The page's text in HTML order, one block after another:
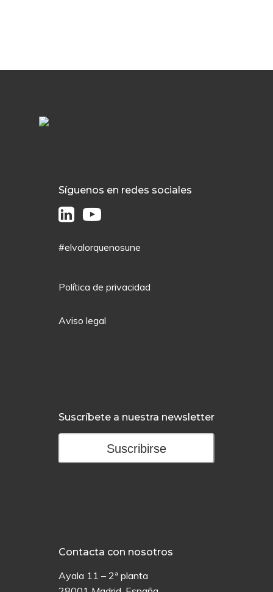
Síguenos en redes sociales
#elvalorquenosune
Política de privacidad
Aviso legal
Suscríbete a nuestra newsletter
Suscribirse
Contacta con nosotros
Ayala 11 – 2ª planta